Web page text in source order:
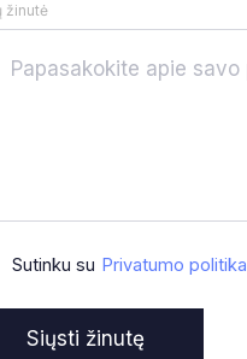
žinutė
Sutinku su Privatumo politika